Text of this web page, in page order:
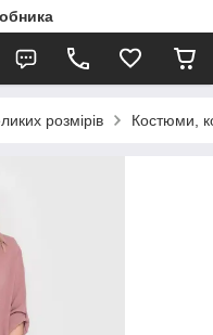
розмірів Костюми,